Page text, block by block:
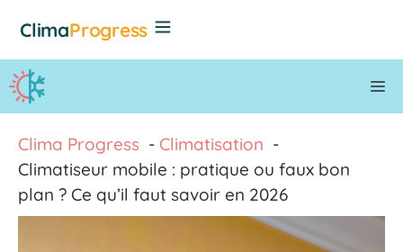
contenu
ClimaProgress
Clima Progress
Climatisation
Climatiseur mobile : pratique ou faux bon
plan ? Ce qu’il faut savoir en 2026